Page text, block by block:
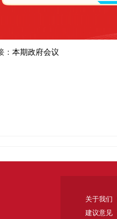
： 本期政府会议
关于我们
建议意见